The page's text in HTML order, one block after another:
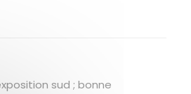
sud ; bonne